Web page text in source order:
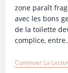
zone paraît
avec les bons
de la toilette
complice,
Continuer La